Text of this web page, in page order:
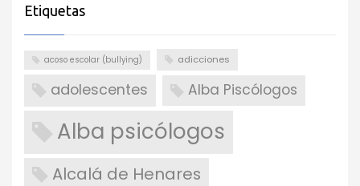
Etiquetas
acoso escolar (bullying) adicciones
adolescentes Alba Piscólogos
Alba psicólogos
Alcalá de Henares